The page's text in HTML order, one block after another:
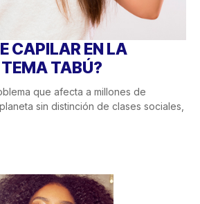
CAPILAR EN LA
TABÚ?
que afecta a millones de
sin distinción de clases sociales,